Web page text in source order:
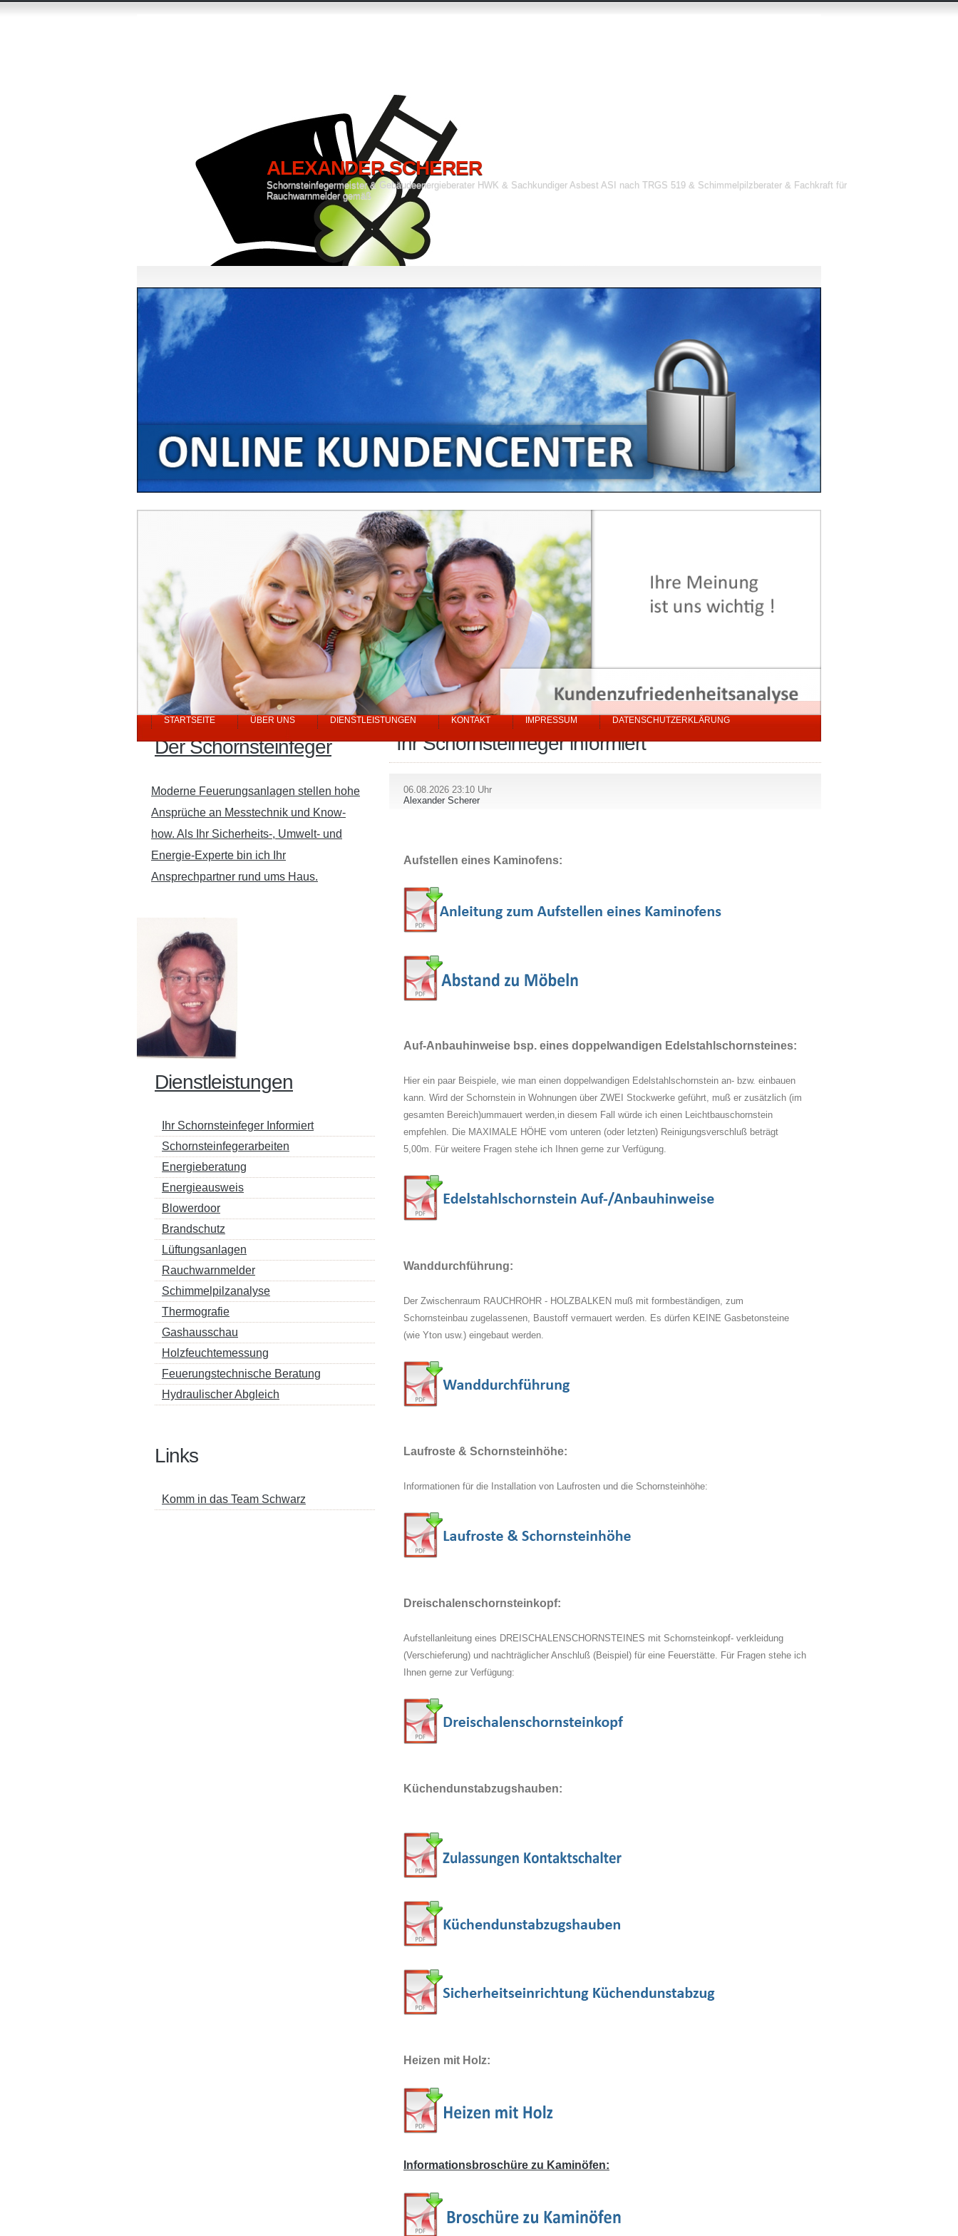
ALEXANDER SCHERER
Schornsteinfegermeister & Gebäudeenergieberater HWK & Sachkundiger Asbest ASI nach TRGS 519 & Schimmelpilzberater & Fachkraft für
Rauchwarnmelder gemäß
STARTSEITE ÜBER UNS DIENSTLEISTUNGEN KONTAKT IMPRESSUM DATENSCHUTZERKLÄRUNG
Ihr Schornsteinfeger informiert
06.08.2026 23:10 Uhr
Alexander Scherer
Aufstellen eines Kaminofens:
Auf-Anbauhinweise bsp. eines doppelwandigen Edelstahlschornsteines:
Hier ein paar Beispiele, wie man einen doppelwandigen Edelstahlschornstein an- bzw. einbauen
kann. Wird der Schornstein in Wohnungen über ZWEI Stockwerke geführt, muß er zusätzlich (im
gesamten Bereich)ummauert werden,in diesem Fall würde ich einen Leichtbauschornstein
empfehlen. Die MAXIMALE HÖHE vom unteren (oder letzten) Reinigungsverschluß beträgt
5,00m. Für weitere Fragen stehe ich Ihnen gerne zur Verfügung.
Wanddurchführung:
Der Zwischenraum RAUCHROHR - HOLZBALKEN muß mit formbeständigen, zum
Schornsteinbau zugelassenen, Baustoff vermauert werden. Es dürfen KEINE Gasbetonsteine
(wie Yton usw.) eingebaut werden.
Laufroste & Schornsteinhöhe:
Informationen für die Installation von Laufrosten und die Schornsteinhöhe:
Dreischalenschornsteinkopf:
Aufstellanleitung eines DREISCHALENSCHORNSTEINES mit Schornsteinkopf- verkleidung
(Verschieferung) und nachträglicher Anschluß (Beispiel) für eine Feuerstätte. Für Fragen stehe ich
Ihnen gerne zur Verfügung:
Küchendunstabzugshauben:
Heizen mit Holz:
Informationsbroschüre zu Kaminöfen:
Der Schornsteinfeger
Moderne Feuerungsanlagen stellen hohe
Ansprüche an Messtechnik und Know-
how. Als Ihr Sicherheits-, Umwelt- und
Energie-Experte bin ich Ihr
Ansprechpartner rund ums Haus.
Dienstleistungen
Ihr Schornsteinfeger Informiert
Schornsteinfegerarbeiten
Energieberatung
Energieausweis
Blowerdoor
Brandschutz
Lüftungsanlagen
Rauchwarnmelder
Schimmelpilzanalyse
Thermografie
Gashausschau
Holzfeuchtemessung
Feuerungstechnische Beratung
Hydraulischer Abgleich
Links
Komm in das Team Schwarz